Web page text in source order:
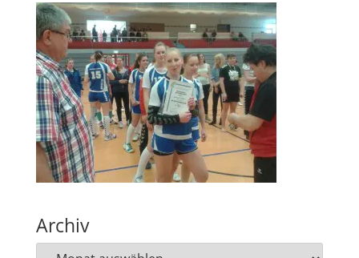
Archiv